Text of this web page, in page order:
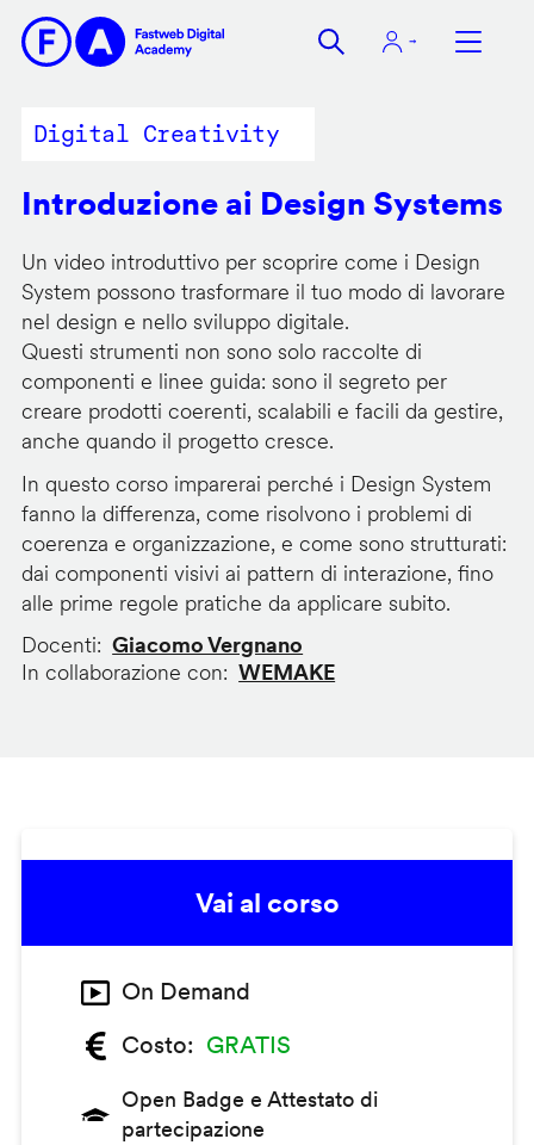
contenuto
Digital Creativity
Introduzione ai Design Systems
Un video introduttivo per scoprire come i Design
System possono trasformare il tuo modo di lavorare
nel design e nello sviluppo digitale.
Questi strumenti non sono solo raccolte di
componenti e linee guida: sono il segreto per
creare prodotti coerenti, scalabili e facili da gestire,
anche quando il progetto cresce.
In questo corso imparerai perché i Design System
fanno la differenza, come risolvono i problemi di
coerenza e organizzazione, e come sono strutturati:
dai componenti visivi ai pattern di interazione, fino
alle prime regole pratiche da applicare subito.
Docenti
Giacomo Vergnano
In collaborazione con
WEMAKE
Vai al corso
On Demand
Costo
GRATIS
Open Badge e Attestato di
partecipazione